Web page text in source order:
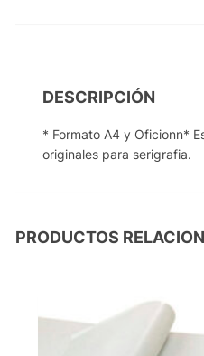
DESCRIPCIÓN
* Formato A4 y Oficionn*
originales para serigrafia.
PRODUCTOS